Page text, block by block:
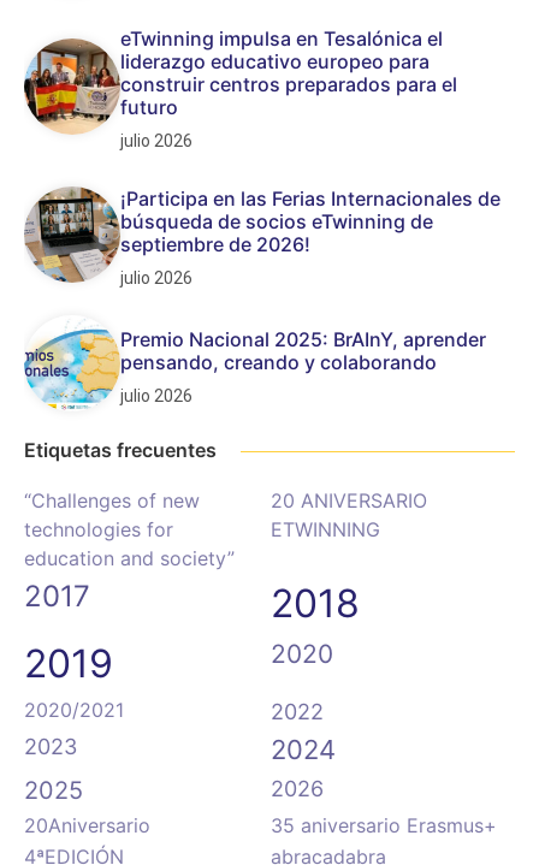
eTwinning impulsa en Tesalónica el
liderazgo educativo europeo para
construir centros preparados para el
futuro
julio 2026
¡Participa en las Ferias Internacionales de
búsqueda de socios eTwinning de
septiembre de 2026!
julio 2026
Premio Nacional 2025: BrAInY, aprender
pensando, creando y colaborando
julio 2026
Etiquetas frecuentes
“Challenges of new
technologies for
education and society”
20 ANIVERSARIO
ETWINNING
2017
2018
2019
2020
2020/2021
2022
2023
2024
2025 2026
20Aniversario
35 aniversario Erasmus+
4ªEDICIÓN
abracadabra